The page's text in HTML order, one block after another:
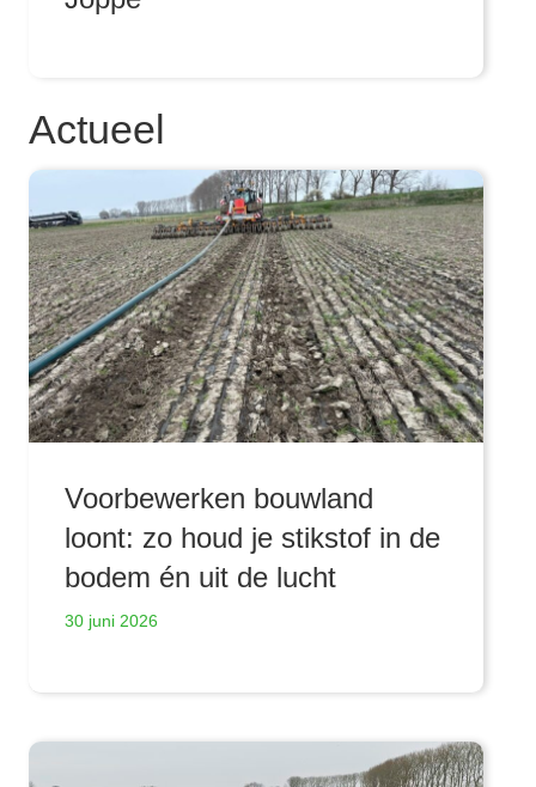
Actueel
Voorbewerken bouwland
loont: zo houd je stikstof in de
bodem én uit de lucht
30 juni 2026